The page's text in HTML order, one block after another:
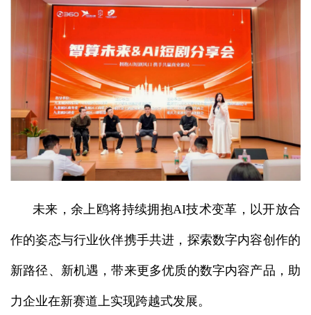
未来，余上鸥将持续拥抱AI技术变革，以开放合
作的姿态与行业伙伴携手共进，探索数字内容创作的
新路径、新机遇，带来更多优质的数字内容产品，助
力企业在新赛道上实现跨越式发展。